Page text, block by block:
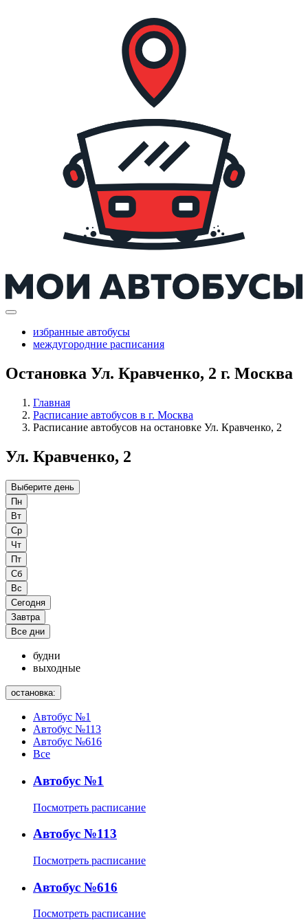
избранные автобусы
междугородние расписания
Остановка Ул. Кравченко, 2 г. Москва
Главная
Расписание автобусов в г. Москва
Расписание автобусов на остановке Ул. Кравченко, 2
Ул. Кравченко, 2
Выберите день
Пн
Вт
Ср
Чт
Пт
Сб
Вс
Сегодня
Завтра
Все дни
будни
выходные
остановка:
Автобус №1
Автобус №113
Автобус №616
Все
Автобус №1
Посмотреть расписание
Автобус №113
Посмотреть расписание
Автобус №616
Посмотреть расписание